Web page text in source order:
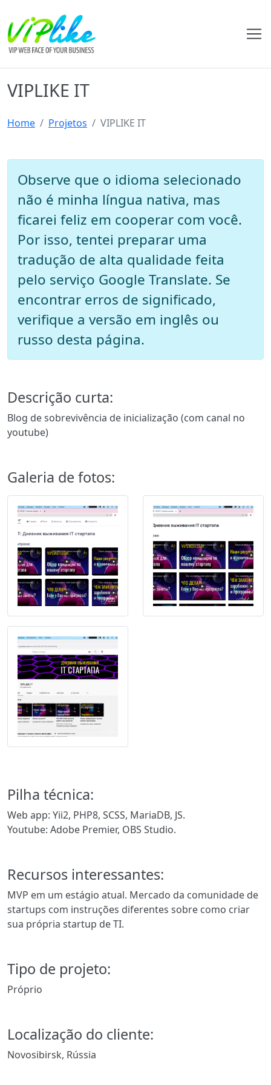
VIPLIKE IT
Home Projetos VIPLIKE IT
Observe que o idioma selecionado
não é minha língua nativa, mas
ficarei feliz em cooperar com você.
Por isso, tentei preparar uma
tradução de alta qualidade feita
pelo serviço Google Translate. Se
encontrar erros de significado,
verifique a versão em inglês ou
russo desta página.
Descrição curta:
Blog de sobrevivência de inicialização (com canal no
youtube)
Galeria de fotos:
Pilha técnica:
Web app: Yii2, PHP8, SCSS, MariaDB, JS.
Youtube: Adobe Premier, OBS Studio.
Recursos interessantes:
MVP em um estágio atual. Mercado da comunidade de
startups com instruções diferentes sobre como criar
sua própria startup de TI.
Tipo de projeto:
Próprio
Localização do cliente:
Novosibirsk, Rússia